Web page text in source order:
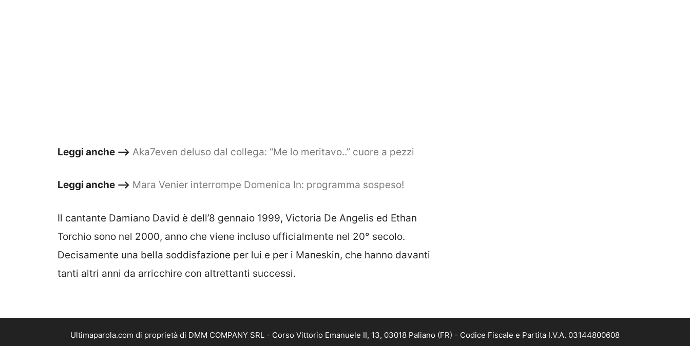
Leggi anche –> Aka7even deluso dal collega: “Me lo meritavo..” cuore a pezzi
Leggi anche –> Mara Venier interrompe Domenica In: programma sospeso!
Il cantante Damiano David è dell’8 gennaio 1999, Victoria De Angelis ed Ethan
Torchio sono nel 2000, anno che viene incluso ufficialmente nel 20° secolo.
Decisamente una bella soddisfazione per lui e per i Maneskin, che hanno davanti
tanti altri anni da arricchire con altrettanti successi.
Ultimaparola.com di proprietà di DMM COMPANY SRL - Corso Vittorio Emanuele II, 13, 03018 Paliano (FR) - Codice Fiscale e Partita I.V.A. 03144800608